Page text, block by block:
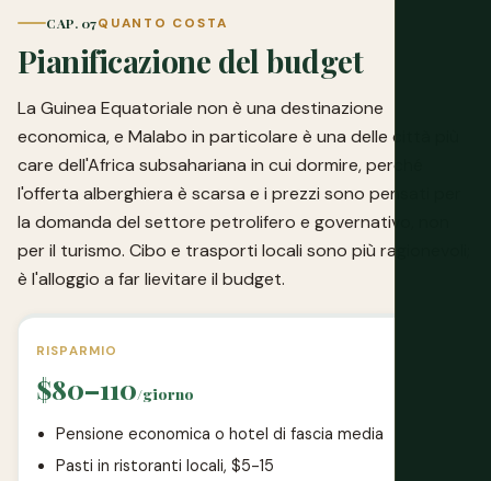
CAP. 07QUANTO COSTA
Pianificazione del budget
La Guinea Equatoriale non è una destinazione
economica, e Malabo in particolare è una delle città più
care dell'Africa subsahariana in cui dormire, perché
l'offerta alberghiera è scarsa e i prezzi sono pensati per
la domanda del settore petrolifero e governativo, non
per il turismo. Cibo e trasporti locali sono più ragionevoli;
è l'alloggio a far lievitare il budget.
RISPARMIO
$80–110/giorno
Pensione economica o hotel di fascia media
Pasti in ristoranti locali, $5-15